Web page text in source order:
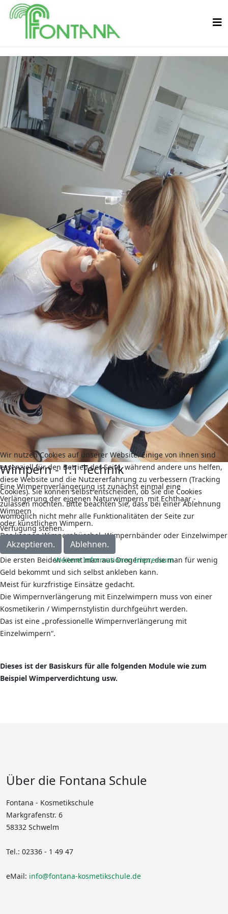
Wimpern - 1:1 Technik
Eine Wimpernverlängerung ist zunächst einmal eine
Verlängerung der eigenen Naturwimpern mit Echthaar -
Wimpern
oder künstlichen Wimpern.
Das können Wimpernbüschel, Wimpernbänder oder Einzelwimper
sein.
Die ersten Beiden kennt man aus Drogerien, die man für wenig
Geld bekommt und sich selbst ankleben kann.
Meist für kurzfristige Einsätze gedacht.
Die Wimpernverlängerung mit Einzelwimpern muss von einer
Kosmetikerin / Wimpernstylistin durchfgeührt werden.
Das ist eine „professionelle Wimpernverlängerung mit
Einzelwimpern“.
Dieses ist der Basiskurs für alle folgenden Module wie zum
Beispiel Wimperverdichtung usw.
Über die Fontana Schule
Fontana - Kosmetikschule
Markgrafenstr. 6
58332 Schwelm
Tel.: 02336 - 1 49 47
eMail: info@fontana-kosmetikschule.de
Wir nutzen Cookies auf unserer Website. Einige von ihnen sind
essenziell für den Betrieb der Seite, während andere uns helfen,
diese Website und die Nutzererfahrung zu verbessern (Tracking
Cookies). Sie können selbst entscheiden, ob Sie die Cookies
zulassen möchten. Bitte beachten Sie, dass bei einer Ablehnung
womöglich nicht mehr alle Funktionalitäten der Seite zur
Verfügung stehen.
Akzeptieren. Ablehnen.
Weitere Informationen Impressum